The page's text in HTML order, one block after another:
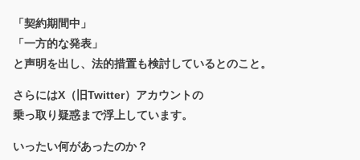
「契約期間中」
「一方的な発表」
と声明を出し、法的措置も検討しているとのこと。
さらにはX（旧Twitter）アカウントの
乗っ取り疑惑まで浮上しています。
いったい何があったのか？